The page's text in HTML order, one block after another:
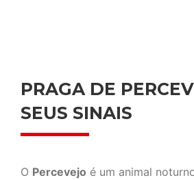
PRAGA DE
SEUS SINAIS
O Percevejo é um animal